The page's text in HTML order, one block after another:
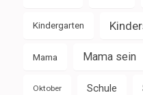
Kindergarten
Mama Mama sein
Oktober Schule